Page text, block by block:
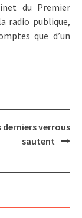
du Premier
radio publique,
que d’un
derniers verrous
sautent